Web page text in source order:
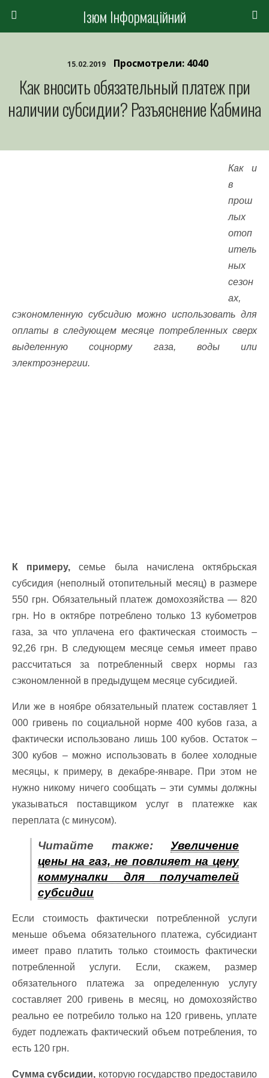
Ізюм Інформаційний
15.02.2019 Просмотрели: 4040
Как вносить обязательный платеж при
наличии субсидии? Разъяснение Кабмина
Как и
в
прош
лых
отоп
итель
ных
сезон
ах,
сэкономленную субсидию можно использовать для
оплаты в следующем месяце потребленных сверх
выделенную соцнорму газа, воды или
электроэнергии.
К примеру, семье была начислена октябрьская
субсидия (неполный отопительный месяц) в размере
550 грн. Обязательный платеж домохозяйства — 820
грн. Но в октябре потреблено только 13 кубометров
газа, за что уплачена его фактическая стоимость –
92,26 грн. В следующем месяце семья имеет право
рассчитаться за потребленный сверх нормы газ
сэкономленной в предыдущем месяце субсидией.
Или же в ноябре обязательный платеж составляет 1
000 гривень по социальной норме 400 кубов газа, а
фактически использовано лишь 100 кубов. Остаток –
300 кубов – можно использовать в более холодные
месяцы, к примеру, в декабре-январе. При этом не
нужно никому ничего сообщать – эти суммы должны
указываться поставщиком услуг в платежке как
переплата (с минусом).
Читайте также: Увеличение
цены на газ, не повлияет на цену
коммуналки для получателей
субсидии
Если стоимость фактически потребленной услуги
меньше объема обязательного платежа, субсидиант
имеет право платить только стоимость фактически
потребленной услуги. Если, скажем, размер
обязательного платежа за определенную услугу
составляет 200 гривень в месяц, но домохозяйство
реально ее потребило только на 120 гривень, уплате
будет подлежать фактический объем потребления, то
есть 120 грн.
Сумма субсидии, которую государство предоставило